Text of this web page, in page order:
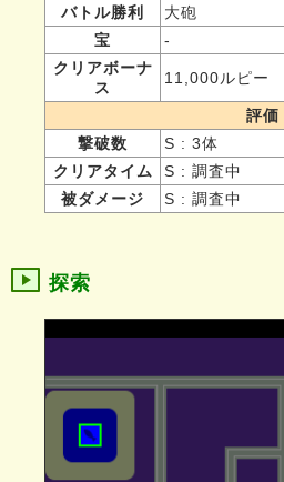
バトル勝利
大砲
宝
-
クリアボーナ
ス
11,000ルピー
評価
撃破数
S : 3体
クリアタイム
S : 調査中
被ダメージ
S : 調査中
探索